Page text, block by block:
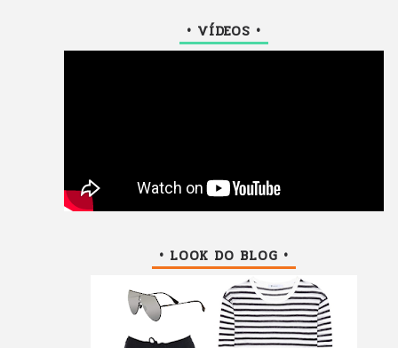
• VÍDEOS •
• LOOK DO BLOG •